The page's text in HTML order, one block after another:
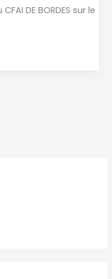
DE BORDES sur le